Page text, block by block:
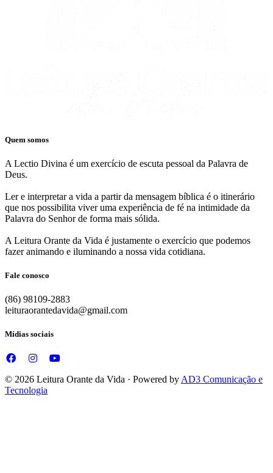
Quem somos
A Lectio Divina é um exercício de escuta pessoal da Palavra de
Deus.
Ler e interpretar a vida a partir da mensagem bíblica é o itinerário
que nos possibilita viver uma experiência de fé na intimidade da
Palavra do Senhor de forma mais sólida.
A Leitura Orante da Vida é justamente o exercício que podemos
fazer animando e iluminando a nossa vida cotidiana.
Fale conosco
(86) 98109-2883
leituraorantedavida@gmail.com
Mídias sociais
© 2026 Leitura Orante da Vida · Powered by AD3 Comunicação e
Tecnologia